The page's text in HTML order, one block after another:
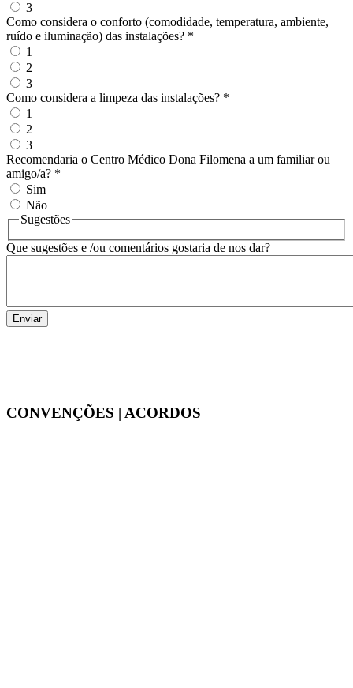
3
Como considera o conforto (comodidade, temperatura, ambiente,
ruído e iluminação) das instalações? *
1
2
3
Como considera a limpeza das instalações? *
1
2
3
Recomendaria o Centro Médico Dona Filomena a um familiar ou
amigo/a? *
Sim
Não
Sugestões
Que sugestões e /ou comentários gostaria de nos dar?
CONVENÇÕES | ACORDOS